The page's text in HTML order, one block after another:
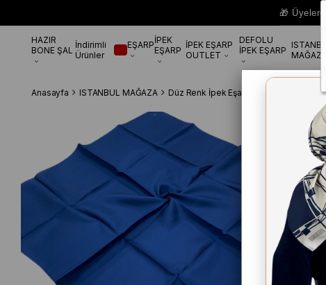
🎁
HAZIR
BONE ŞAL İndirimli
Ürünler
EŞARPİPEK
EŞARP İPEK EŞARP
OUTLET
DEFOLU
İPEK EŞARP MAĞAZA
Anasayfa ISTANBUL MAĞAZA Düz Renk İpek Eşarp Armine Gece